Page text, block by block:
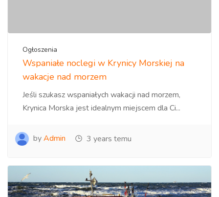
Ogłoszenia
Wspaniałe noclegi w Krynicy Morskiej na
wakacje nad morzem
Jeśli szukasz wspaniałych wakacji nad morzem,
Krynica Morska jest idealnym miejscem dla Ci...
byAdmin 3 years temu